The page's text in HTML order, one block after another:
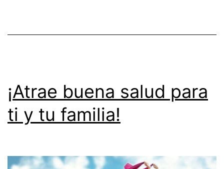
¡Atrae buena salud para
ti y tu familia!